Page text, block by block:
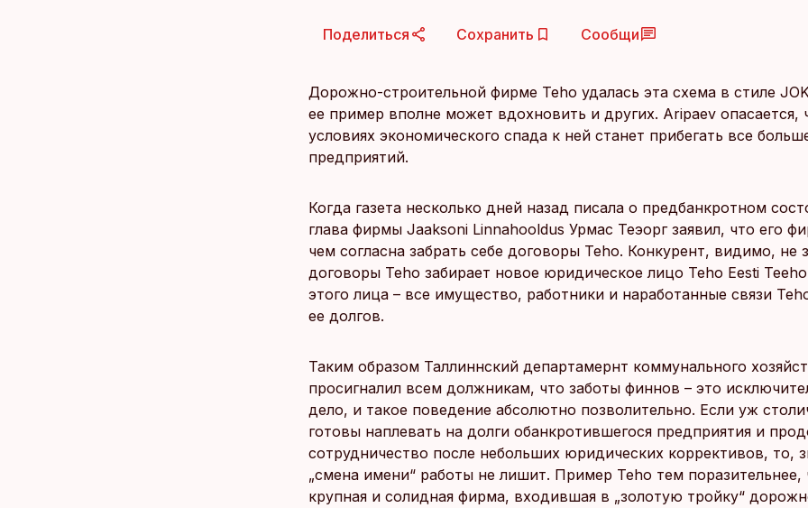
Поделиться Сохранить Сообщи
Дорожно-строительной фирме Teho удалась эта схема в стиле
ее пример вполне может вдохновить и других. Aripaev опасается,
условиях экономического спада к ней станет прибегать все
предприятий.
Когда газета несколько дней назад писала о предбанкротном
глава фирмы Jaaksoni Linnahooldus Урмас Теэорг заявил, что его
чем согласна забрать себе договоры Teho. Конкурент, видимо, не
договоры Teho забирает новое юридическое лицо Teho Eesti
этого лица – все имущество, работники и наработанные связи
ее долгов.
Таким образом Таллиннский департамернт коммунального
просигналил всем должникам, что заботы финнов – это
дело, и такое поведение абсолютно позволительно. Если уж
готовы наплевать на долги обанкротившегося предприятия и
сотрудничество после небольших юридических коррективов, то,
„смена имени“ работы не лишит. Пример Teho тем поразительнее,
крупная и солидная фирма, входившая в „золотую тройку“